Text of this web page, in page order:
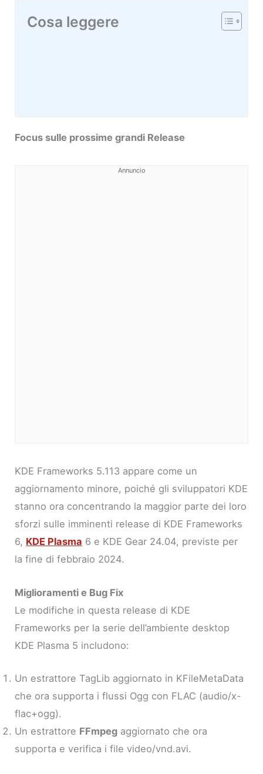
Cosa leggere
Focus sulle prossime grandi Release
Annuncio
KDE Frameworks 5.113 appare come un
aggiornamento minore, poiché gli sviluppatori KDE
stanno ora concentrando la maggior parte dei loro
sforzi sulle imminenti release di KDE Frameworks
6, KDE Plasma 6 e KDE Gear 24.04, previste per
la fine di febbraio 2024.
Miglioramenti e Bug Fix
Le modifiche in questa release di KDE
Frameworks per la serie dell’ambiente desktop
KDE Plasma 5 includono:
Un estrattore TagLib aggiornato in KFileMetaData
che ora supporta i flussi Ogg con FLAC (audio/x-
flac+ogg).
Un estrattore FFmpeg aggiornato che ora
supporta e verifica i file video/vnd.avi.